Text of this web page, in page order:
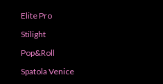
Elite Pro
Stilight
Pop&Roll
Spatola Venice